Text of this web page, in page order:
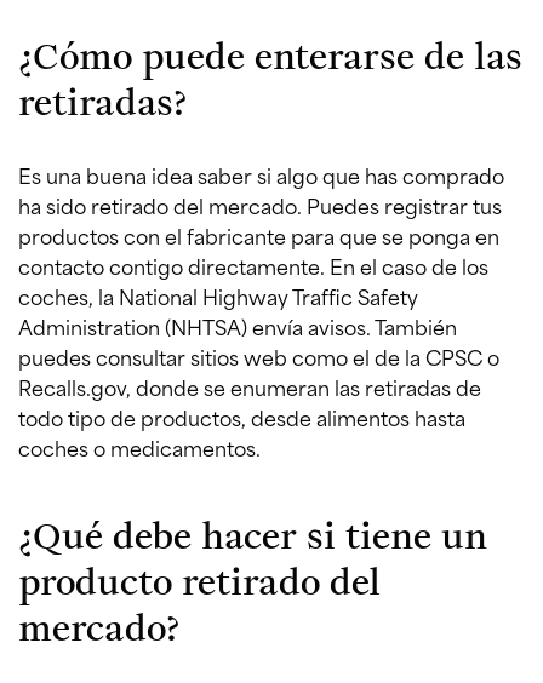
¿Cómo puede enterarse de las
retiradas?
Es una buena idea saber si algo que has comprado
ha sido retirado del mercado. Puedes registrar tus
productos con el fabricante para que se ponga en
contacto contigo directamente. En el caso de los
coches, la National Highway Traffic Safety
Administration (NHTSA) envía avisos. También
puedes consultar sitios web como el de la CPSC o
Recalls.gov, donde se enumeran las retiradas de
todo tipo de productos, desde alimentos hasta
coches o medicamentos.
¿Qué debe hacer si tiene un
producto retirado del
mercado?